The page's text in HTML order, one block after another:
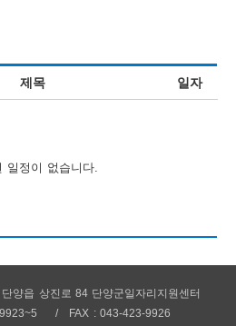
제목 일자
일정이 없습니다.
양읍 상진로 84 단양군일자리지원센터
FAX : 043-423-9926